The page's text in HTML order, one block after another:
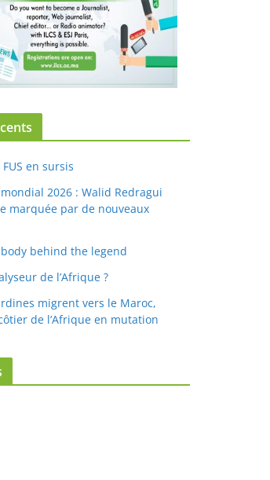
FUS en sursis
2026 : Walid Redragui
marquée par de nouveaux
behind the legend
de l’Afrique ?
migrent vers le Maroc,
de l’Afrique en mutation